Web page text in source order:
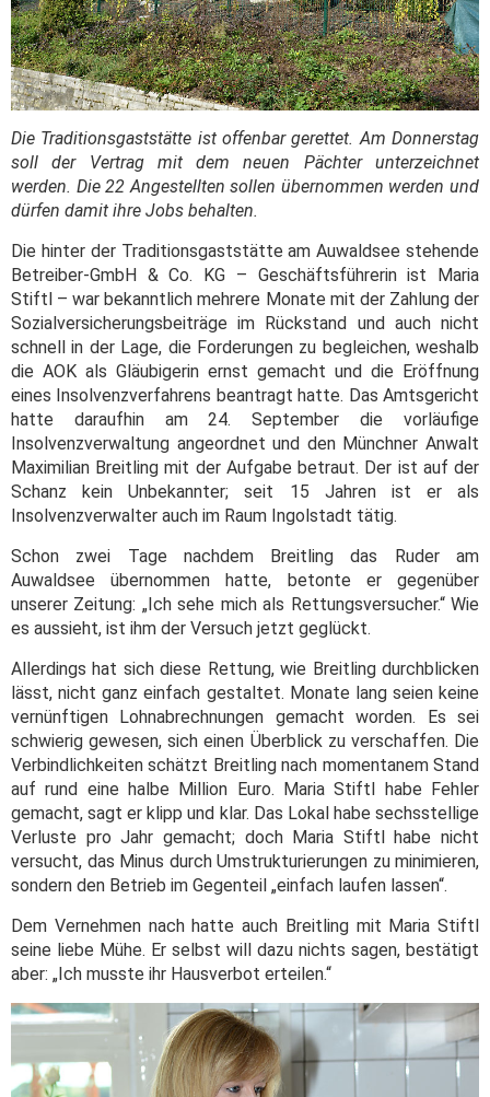
Die Traditionsgaststätte ist offenbar gerettet. Am Donnerstag
soll der Vertrag mit dem neuen Pächter unterzeichnet
werden. Die 22 Angestellten sollen übernommen werden und
dürfen damit ihre Jobs behalten.
Die hinter der Traditionsgaststätte am Auwaldsee stehende
Betreiber-GmbH & Co. KG – Geschäftsführerin ist Maria
Stiftl – war bekanntlich mehrere Monate mit der Zahlung der
Sozialversicherungsbeiträge im Rückstand und auch nicht
schnell in der Lage, die Forderungen zu begleichen, weshalb
die AOK als Gläubigerin ernst gemacht und die Eröffnung
eines Insolvenzverfahrens beantragt hatte. Das Amtsgericht
hatte daraufhin am 24. September die vorläufige
Insolvenzverwaltung angeordnet und den Münchner Anwalt
Maximilian Breitling mit der Aufgabe betraut. Der ist auf der
Schanz kein Unbekannter; seit 15 Jahren ist er als
Insolvenzverwalter auch im Raum Ingolstadt tätig.
Schon zwei Tage nachdem Breitling das Ruder am
Auwaldsee übernommen hatte, betonte er gegenüber
unserer Zeitung: „Ich sehe mich als Rettungsversucher.“ Wie
es aussieht, ist ihm der Versuch jetzt geglückt.
Allerdings hat sich diese Rettung, wie Breitling durchblicken
lässt, nicht ganz einfach gestaltet. Monate lang seien keine
vernünftigen Lohnabrechnungen gemacht worden. Es sei
schwierig gewesen, sich einen Überblick zu verschaffen. Die
Verbindlichkeiten schätzt Breitling nach momentanem Stand
auf rund eine halbe Million Euro. Maria Stiftl habe Fehler
gemacht, sagt er klipp und klar. Das Lokal habe sechsstellige
Verluste pro Jahr gemacht; doch Maria Stiftl habe nicht
versucht, das Minus durch Umstrukturierungen zu minimieren,
sondern den Betrieb im Gegenteil „einfach laufen lassen“.
Dem Vernehmen nach hatte auch Breitling mit Maria Stiftl
seine liebe Mühe. Er selbst will dazu nichts sagen, bestätigt
aber: „Ich musste ihr Hausverbot erteilen.“